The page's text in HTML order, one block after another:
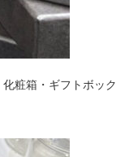
粧箱・ギフトボック